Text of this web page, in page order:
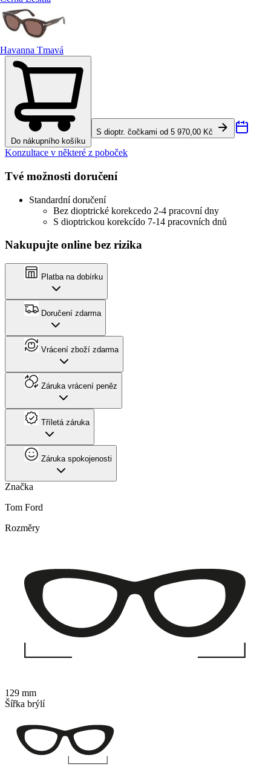
Havanna Tmavá
Do nákupního košíku
S dioptr. čočkami od 5 970,00 Kč
Konzultace v některé z poboček
Tvé možnosti doručení
Standardní doručení
Bez dioptrické korekcedo 2-4 pracovní dny
S dioptrickou korekcído 7-14 pracovních dnů
Nakupujte online bez rizika
Platba na dobírku
Doručení zdarma
Vrácení zboží zdarma
Záruka vrácení peněz
Tříletá záruka
Záruka spokojenosti
Značka
Tom Ford
Rozměry
129 mm
Šířka brýlí